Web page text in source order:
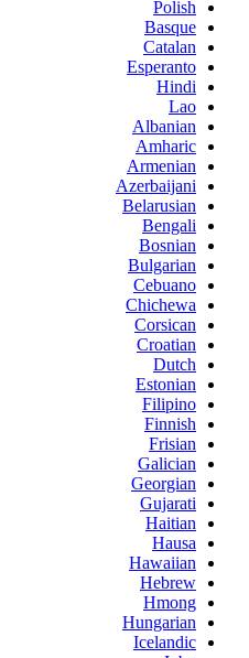
Polish
Basque
Catalan
Esperanto
Hindi
Lao
Albanian
Amharic
Armenian
Azerbaijani
Belarusian
Bengali
Bosnian
Bulgarian
Cebuano
Chichewa
Corsican
Croatian
Dutch
Estonian
Filipino
Finnish
Frisian
Galician
Georgian
Gujarati
Haitian
Hausa
Hawaiian
Hebrew
Hmong
Hungarian
Icelandic